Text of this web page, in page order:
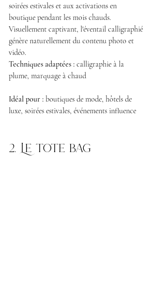
soirées estivales et aux activations en
boutique pendant les mois chauds.
Visuellement captivant, l'éventail calligraphié
génère naturellement du contenu photo et
vidéo.
Techniques adaptées : calligraphie à la
plume, marquage à chaud
Idéal pour : boutiques de mode, hôtels de
luxe, soirées estivales, événements influence
2. Le tote bag